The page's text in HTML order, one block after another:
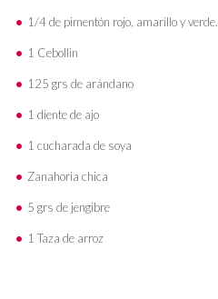
1/4 de pimentón rojo, amarillo y verde.
1 Cebollin
125 grs de arándano
1 diente de ajo
1 cucharada de soya
Zanahoria chica
5 grs de jengibre
1 Taza de arroz